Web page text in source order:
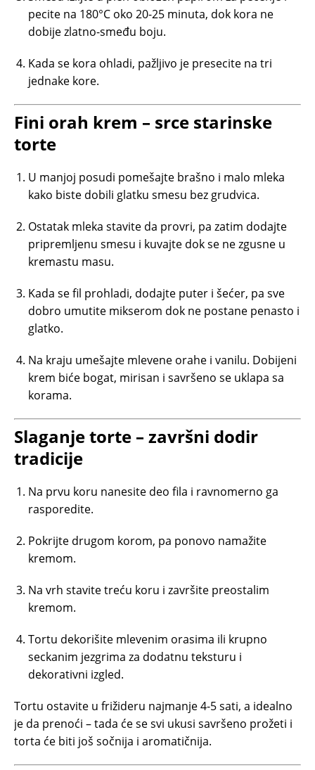
pecite na 180°C oko 20-25 minuta, dok kora ne
dobije zlatno-smeđu boju.
Kada se kora ohladi, pažljivo je presecite na tri
jednake kore.
Fini orah krem – srce starinske
torte
U manjoj posudi pomešajte brašno i malo mleka
kako biste dobili glatku smesu bez grudvica.
Ostatak mleka stavite da provri, pa zatim dodajte
pripremljenu smesu i kuvajte dok se ne zgusne u
kremastu masu.
Kada se fil prohladi, dodajte puter i šećer, pa sve
dobro umutite mikserom dok ne postane penasto i
glatko.
Na kraju umešajte mlevene orahe i vanilu. Dobijeni
krem biće bogat, mirisan i savršeno se uklapa sa
korama.
Slaganje torte – završni dodir
tradicije
Na prvu koru nanesite deo fila i ravnomerno ga
rasporedite.
Pokrijte drugom korom, pa ponovo namažite
kremom.
Na vrh stavite treću koru i završite preostalim
kremom.
Tortu dekorišite mlevenim orasima ili krupno
seckanim jezgrima za dodatnu teksturu i
dekorativni izgled.
Tortu ostavite u frižideru najmanje 4-5 sati, a idealno
je da prenoći – tada će se svi ukusi savršeno prožeti i
torta će biti još sočnija i aromatičnija.